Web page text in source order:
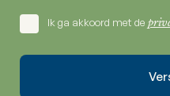
Ik ga akkoord met de